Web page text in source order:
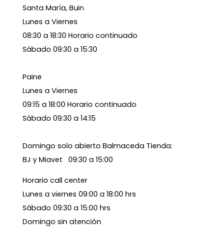
Santa María, Buin
Lunes a Viernes
08:30 a 18:30 Horario continuado
Sábado 09:30 a 15:30
Paine
Lunes a Viernes
09:15 a 18:00 Horario continuado
Sábado 09:30 a 14:15
Domingo solo abierto Balmaceda Tienda:
BJ y Miavet 09:30 a 15:00
Horario call center
Lunes a viernes 09:00 a 18:00 hrs
Sábado 09:30 a 15:00 hrs
Domingo sin atención